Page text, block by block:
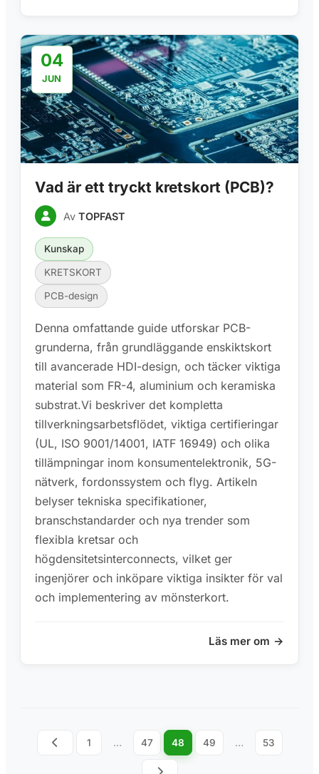
04
JUN
Vad är ett tryckt kretskort (PCB)?
Av TOPFAST
Kunskap
KRETSKORT
PCB-design
Denna omfattande guide utforskar PCB-
grunderna, från grundläggande enskiktskort
till avancerade HDI-design, och täcker viktiga
material som FR-4, aluminium och keramiska
substrat.Vi beskriver det kompletta
tillverkningsarbetsflödet, viktiga certifieringar
(UL, ISO 9001/14001, IATF 16949) och olika
tillämpningar inom konsumentelektronik, 5G-
nätverk, fordonssystem och flyg. Artikeln
belyser tekniska specifikationer,
branschstandarder och nya trender som
flexibla kretsar och
högdensitetsinterconnects, vilket ger
ingenjörer och inköpare viktiga insikter för val
och implementering av mönsterkort.
Läs mer om
1 … 47 48 49 … 53